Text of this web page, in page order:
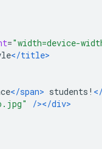
="width=device-
</title>
</span> students!
/></div>